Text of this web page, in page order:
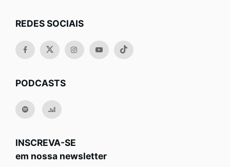
REDES SOCIAIS
PODCASTS
INSCREVA-SE
em nossa newsletter